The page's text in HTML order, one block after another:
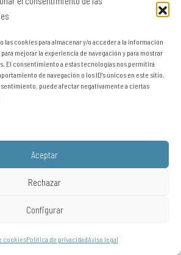
las cookies para almacenar y/o acceder a la información
mejorar la experiencia de navegación y para mostrar
El consentimiento a estas tecnologías nos permitirá
de navegación o los ID's únicos en este sitio.
puede afectar negativamente a ciertas
Aceptar
Rechazar
Configurar
cookiesPolítica de privacidadAviso legal
Aviso legal
Política de privacidade
United States. Puede visitar el sitio como si se
del mundo ,Autodetectar